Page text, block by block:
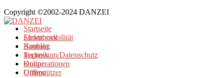
Copyright ©2002-2024 DANZEI
Startseite
Strombock
Kontakt
Impressum/Datenschutz
Kooperationen
Unterstützer
Elektromobilität
Baublog
Technik
Online
Offline